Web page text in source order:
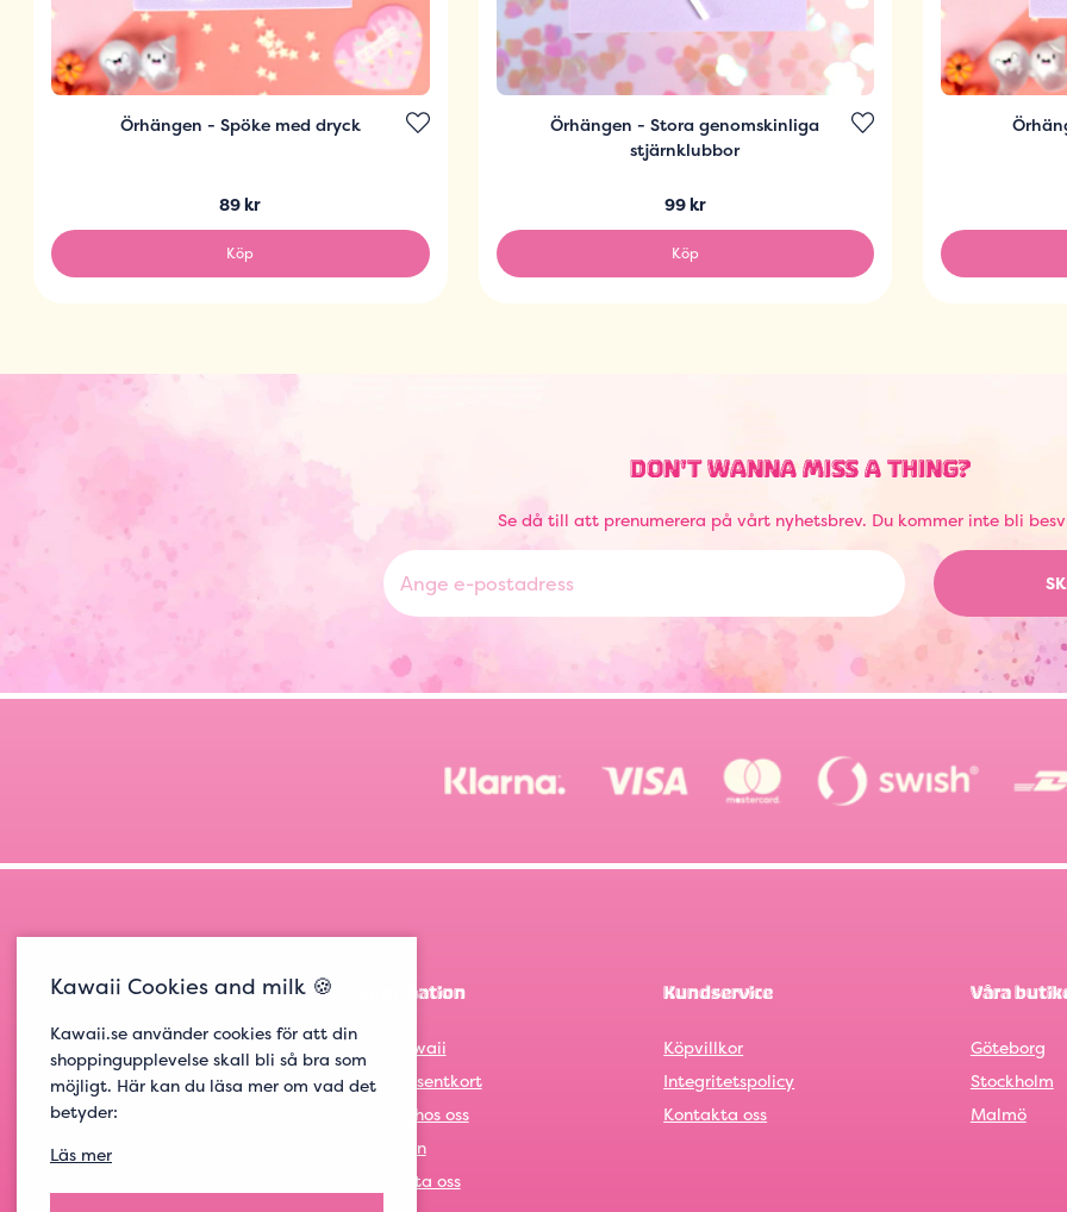
Örhängen - Spöke med dryck
89 kr
Köp
Örhängen - Stora genomskinliga
stjärnklubbor
99 kr
Köp
DON'T WANNA MISS A THING?
Se då till att prenumerera på vårt nyhetsbrev. Du kommer inte bli
Information
Om Kawaii
Om presentkort
Jobba hos oss
Logga in
Kontakta oss
Kundservice
Köpvillkor
Integritetspolicy
Kontakta oss
Våra
Göteborg
Stockholm
Malmö
Kawaii Cookies and milk 🍪
Kawaii.se använder cookies för att din
shoppingupplevelse skall bli så bra som
möjligt. Här kan du läsa mer om vad det
betyder:
Läs mer